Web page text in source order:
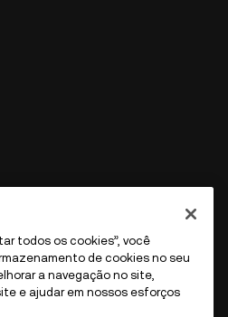
todos os cookies”, você
de cookies no seu
a navegação no site,
e ajudar em nossos esforços